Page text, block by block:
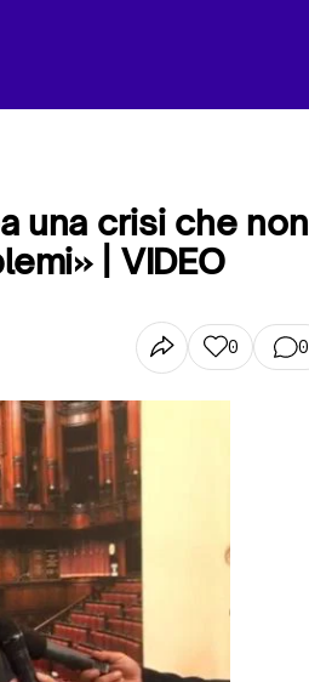
una crisi che non
| VIDEO
0 0